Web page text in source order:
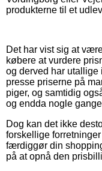
produkterne til et
Det har vist sig at
købere at vurdere
og derved har utallige
presse priserne på
piger, og samtidig
og endda nogle
Dog kan det ikke
forskellige
færdiggør din
på at opnå den